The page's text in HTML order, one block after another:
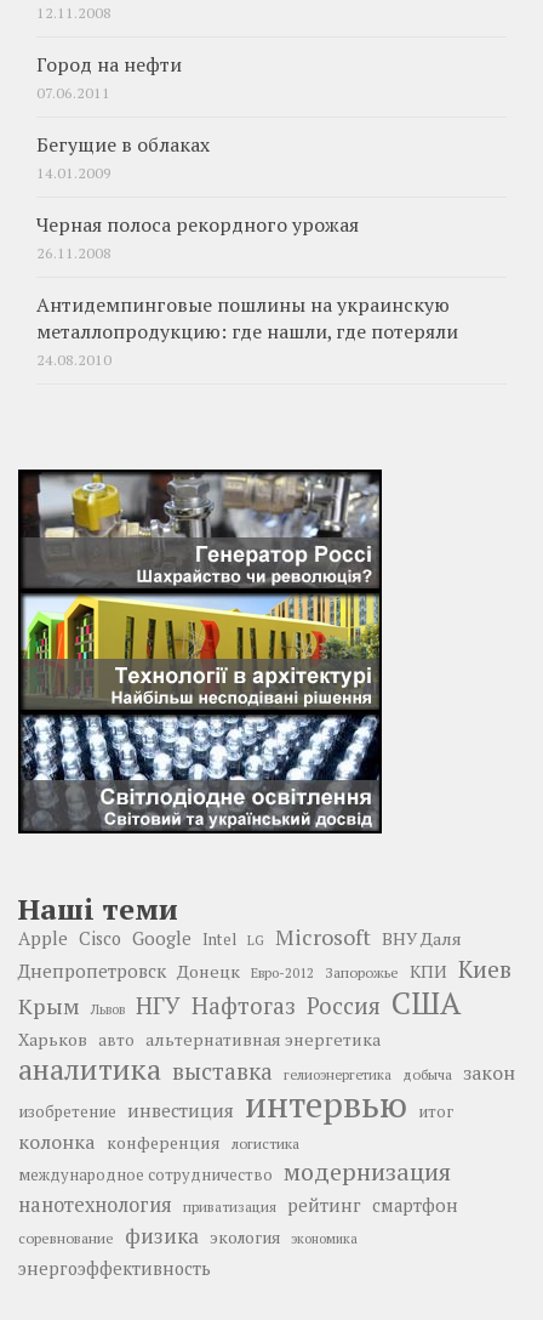
12.11.2008
Город на нефти
07.06.2011
Бегущие в облаках
14.01.2009
Черная полоса рекордного урожая
26.11.2008
Антидемпинговые пошлины на украинскую
металлопродукцию: где нашли, где потеряли
24.08.2010
Наші теми
Apple Cisco Google Intel LG Microsoft ВНУ Даля
Днепропетровск Донецк Евро-2012 Запорожье КПИ Киев
Крым Львов НГУ Нафтогаз Россия США
Харьков авто альтернативная энергетика
аналитика выставка гелиоэнергетика добыча закон
изобретение инвестиция интервью итог
колонка конференция логистика
международное сотрудничество модернизация
нанотехнология приватизация рейтинг смартфон
соревнование физика экология экономика
энергоэффективность